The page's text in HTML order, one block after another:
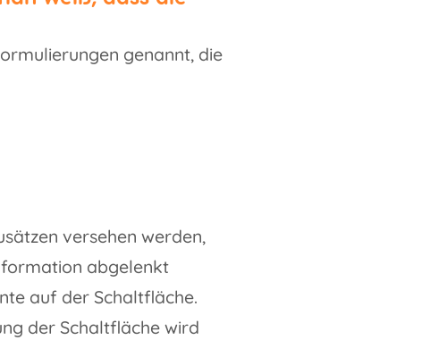
genannt, die
versehen werden,
abgelenkt
auf der Schaltfläche.
der Schaltfläche wird